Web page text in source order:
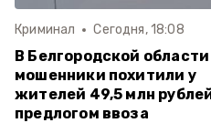
Криминал Сегодня, 18:08
В Белгородской области
мошенники похитили у
жителей 49,5 млн
предлогом ввоза